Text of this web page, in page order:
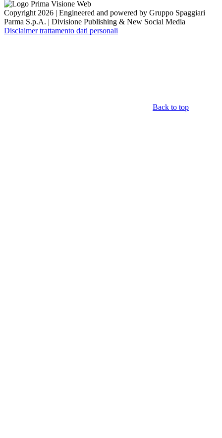
Copyright 2026 | Engineered and powered by Gruppo Spaggiari
Parma S.p.A. | Divisione Publishing & New Social Media
Disclaimer trattamento dati personali
Back to top